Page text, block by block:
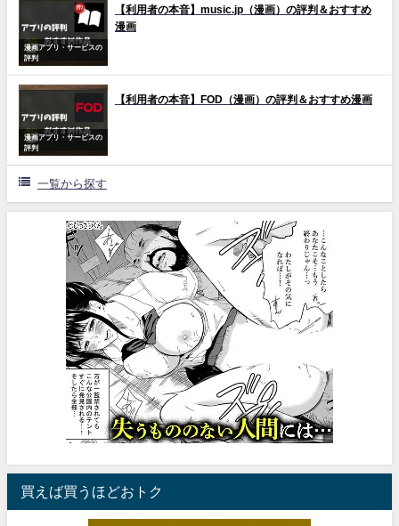
漫画アプリ・サービスの
評判
【利用者の本音】music.jp（漫画）の評判＆おすすめ
漫画
漫画アプリ・サービスの
評判
【利用者の本音】FOD（漫画）の評判＆おすすめ漫画
一覧から探す
買えば買うほどおトク